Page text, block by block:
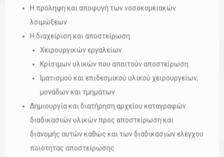
Η πρόληψη και αποφυγή των νοσοκομειακών
λοιμώξεων
Η διαχείριση και αποστείρωση:
Χειρουργικών εργαλείων
Κρίσιμων υλικών που απαιτούν αποστείρωση
Ιματισμού και επιδεσμικού υλικού χειρουργείων,
μονάδων και τμημάτων
Δημιουργία και διατήρηση αρχείου καταγραφών
διαδικασιών υλικών προς αποστείρωση και
διανομής αυτών καθώς και των διαδικασιών ελέγχου
ποιότητας αποστείρωσης